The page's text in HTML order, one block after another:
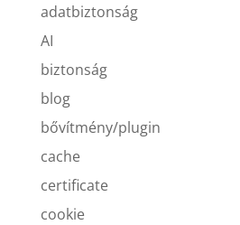
adatbiztonság
AI
biztonság
blog
bővítmény/plugin
cache
certificate
cookie